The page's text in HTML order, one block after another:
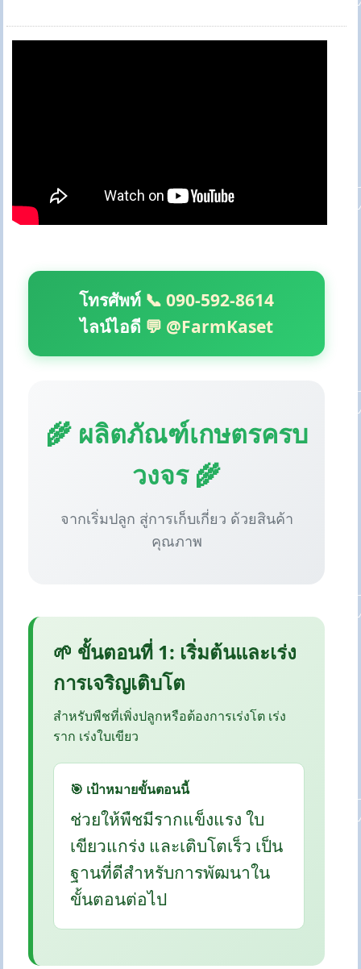
โทรศัพท์ 📞 090-592-8614
ไลน์ไอดี 💬 @FarmKaset
🌾 ผลิตภัณฑ์เกษตรครบ
วงจร 🌾
จากเริ่มปลูก สู่การเก็บเกี่ยว ด้วยสินค้า
คุณภาพ
🌱 ขั้นตอนที่ 1: เริ่มต้นและเร่ง
การเจริญเติบโต
สำหรับพืชที่เพิ่งปลูกหรือต้องการเร่งโต เร่ง
ราก เร่งใบเขียว
🎯 เป้าหมายขั้นตอนนี้
ช่วยให้พืชมีรากแข็งแรง ใบ
เขียวแกร่ง และเติบโตเร็ว เป็น
ฐานที่ดีสำหรับการพัฒนาใน
ขั้นตอนต่อไป